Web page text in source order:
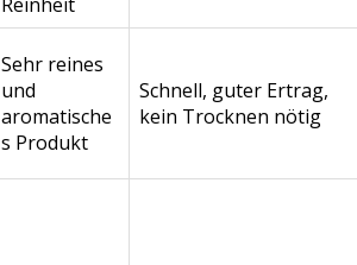
Sehr reines
und
aromatische
s Produkt
Schnell, guter Ertrag,
kein Trocknen nötig